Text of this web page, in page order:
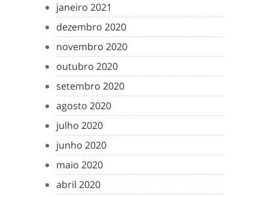
janeiro 2021
dezembro 2020
novembro 2020
outubro 2020
setembro 2020
agosto 2020
julho 2020
junho 2020
maio 2020
abril 2020